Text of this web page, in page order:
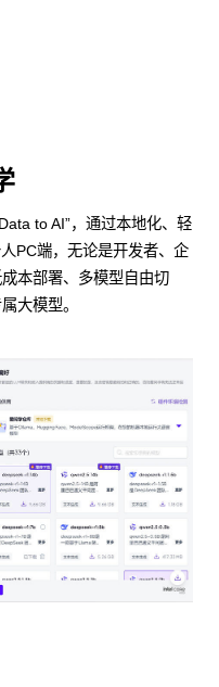
to AI”，通过本地化、轻
PC端，无论是开发者、企
本部署、多模型自由切
大模型。